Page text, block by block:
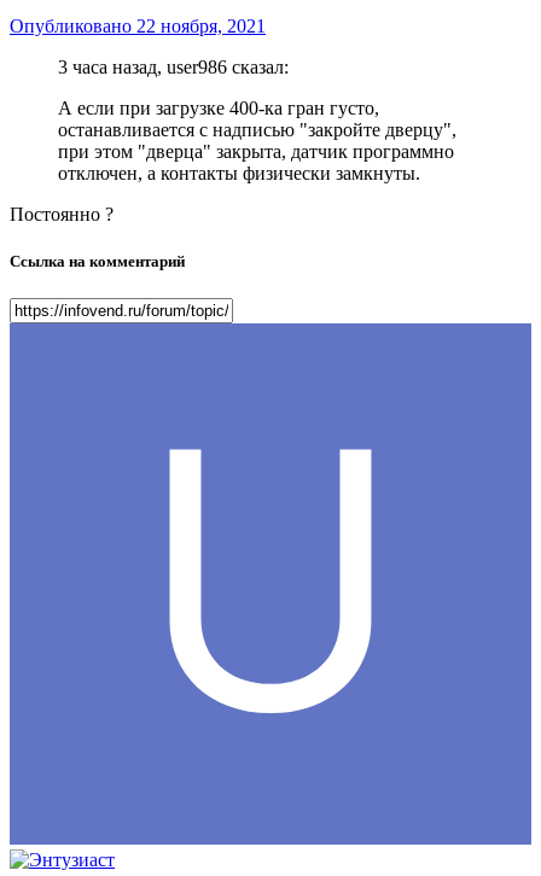
Опубликовано 22 ноября, 2021
3 часа назад, user986 сказал:
А если при загрузке 400-ка гран густо,
останавливается с надписью "закройте дверцу",
при этом "дверца" закрыта, датчик программно
отключен, а контакты физически замкнуты.
Постоянно ?
Ссылка на комментарий